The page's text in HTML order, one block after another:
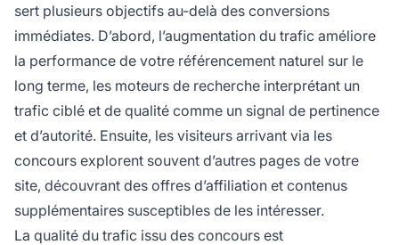
sert plusieurs objectifs au-delà des conversions
immédiates. D’abord, l’augmentation du trafic améliore
la performance de votre référencement naturel sur le
long terme, les moteurs de recherche interprétant un
trafic ciblé et de qualité comme un signal de pertinence
et d’autorité. Ensuite, les visiteurs arrivant via les
concours explorent souvent d’autres pages de votre
site, découvrant des offres d’affiliation et contenus
supplémentaires susceptibles de les intéresser.
La qualité du trafic issu des concours est